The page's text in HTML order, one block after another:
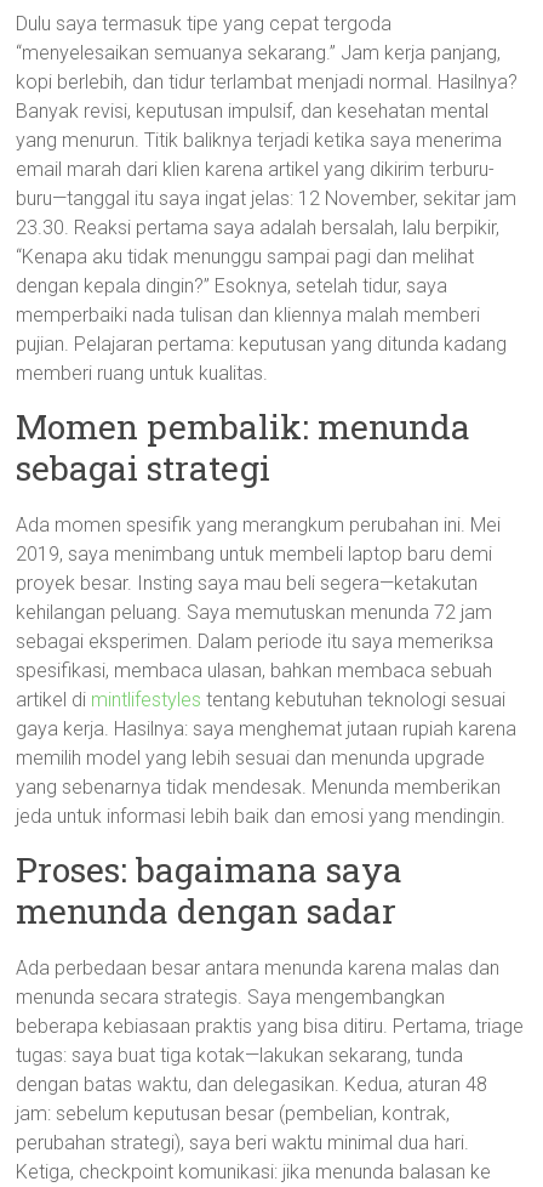
Dulu saya termasuk tipe yang cepat tergoda
“menyelesaikan semuanya sekarang.” Jam kerja panjang,
kopi berlebih, dan tidur terlambat menjadi normal. Hasilnya?
Banyak revisi, keputusan impulsif, dan kesehatan mental
yang menurun. Titik baliknya terjadi ketika saya menerima
email marah dari klien karena artikel yang dikirim terburu-
buru—tanggal itu saya ingat jelas: 12 November, sekitar jam
23.30. Reaksi pertama saya adalah bersalah, lalu berpikir,
“Kenapa aku tidak menunggu sampai pagi dan melihat
dengan kepala dingin?” Esoknya, setelah tidur, saya
memperbaiki nada tulisan dan kliennya malah memberi
pujian. Pelajaran pertama: keputusan yang ditunda kadang
memberi ruang untuk kualitas.
Momen pembalik: menunda
sebagai strategi
Ada momen spesifik yang merangkum perubahan ini. Mei
2019, saya menimbang untuk membeli laptop baru demi
proyek besar. Insting saya mau beli segera—ketakutan
kehilangan peluang. Saya memutuskan menunda 72 jam
sebagai eksperimen. Dalam periode itu saya memeriksa
spesifikasi, membaca ulasan, bahkan membaca sebuah
artikel di mintlifestyles tentang kebutuhan teknologi sesuai
gaya kerja. Hasilnya: saya menghemat jutaan rupiah karena
memilih model yang lebih sesuai dan menunda upgrade
yang sebenarnya tidak mendesak. Menunda memberikan
jeda untuk informasi lebih baik dan emosi yang mendingin.
Proses: bagaimana saya
menunda dengan sadar
Ada perbedaan besar antara menunda karena malas dan
menunda secara strategis. Saya mengembangkan
beberapa kebiasaan praktis yang bisa ditiru. Pertama, triage
tugas: saya buat tiga kotak—lakukan sekarang, tunda
dengan batas waktu, dan delegasikan. Kedua, aturan 48
jam: sebelum keputusan besar (pembelian, kontrak,
perubahan strategi), saya beri waktu minimal dua hari.
Ketiga, checkpoint komunikasi: jika menunda balasan ke